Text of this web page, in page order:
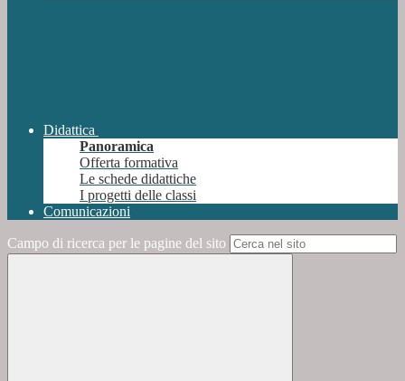
Didattica
Panoramica
Offerta formativa
Le schede didattiche
I progetti delle classi
Comunicazioni
Campo di ricerca per le pagine del sito